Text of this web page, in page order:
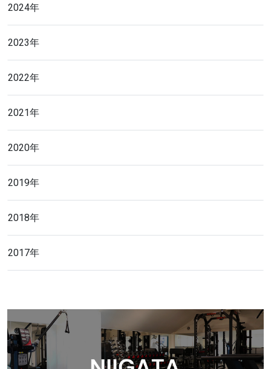
2024年
2023年
2022年
2021年
2020年
2019年
2018年
2017年